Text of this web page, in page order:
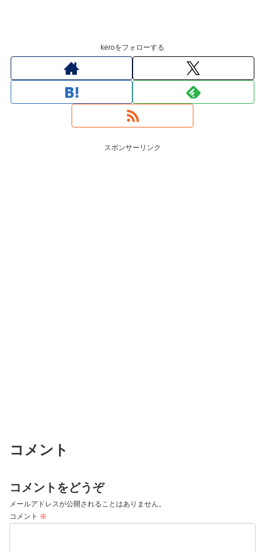
keroをフォローする
スポンサーリンク
コメント
コメントをどうぞ
メールアドレスが公開されることはありません。
コメント ※